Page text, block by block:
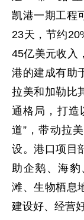
凯港一期工程
23天，节约
45亿美元收入
港的建成有助
拉美和加勒比
通格局，打造
道”，带动拉
设。港口项目
助企鹅、海
滩、生物栖息
建设好、经营